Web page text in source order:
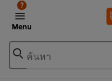
Menu
?
ค้นหา